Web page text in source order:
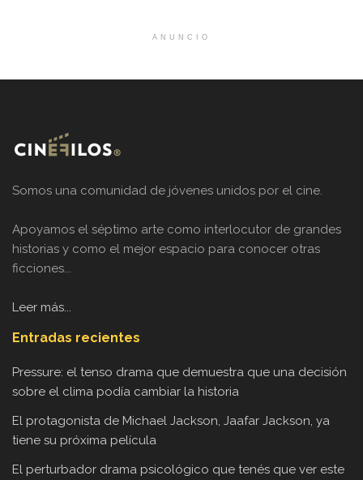
ANUNCIO
Somos una comunidad de jóvenes unidos por el cine.
Apoyamos el séptimo arte como interlocutor de grandes
historias y como el mejor espacio para conocer otras
ficciones...
Leer más...
Entradas recientes
Pressure: el tenso drama que demuestra que una decisión
sobre el clima podía cambiar la historia
El protagonista de Michael Jackson, Jaafar Jackson, ya
tiene su próxima película
El perturbador drama psicológico que tenés que ver este